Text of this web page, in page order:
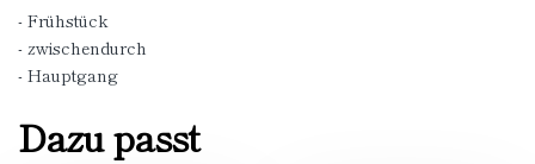
- Frühstück
- zwischendurch
- Hauptgang
Dazu passt